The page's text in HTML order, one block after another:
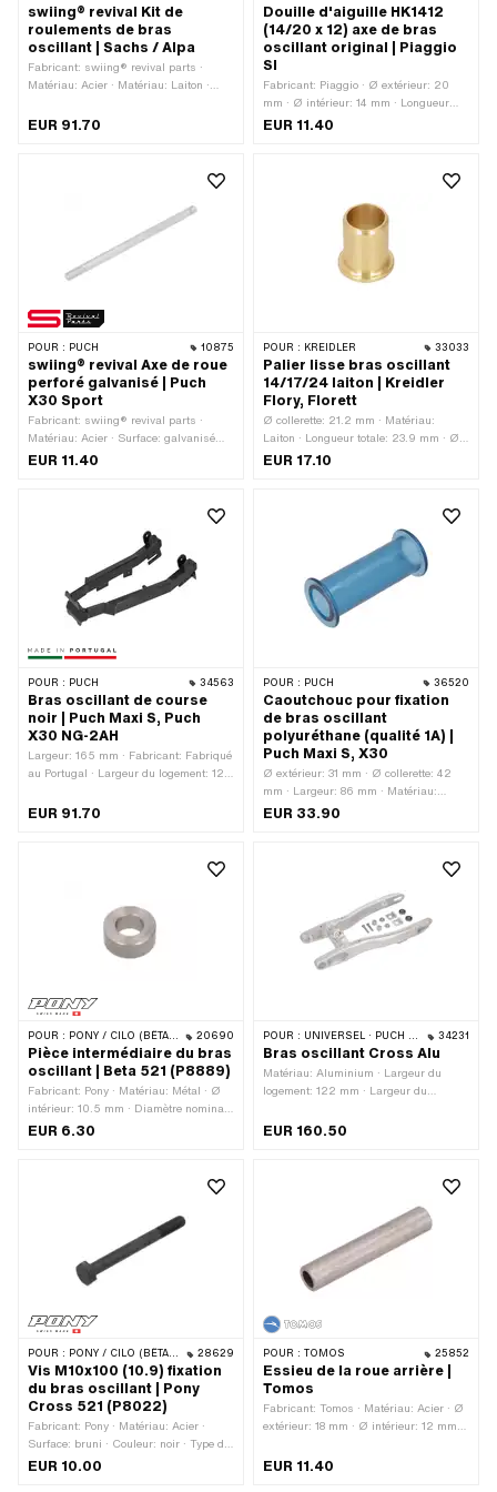
swiing® revival Kit de
roulements de bras
oscillant | Sachs / Alpa
Fabricant: swiing® revival parts ·
Matériau: Acier · Matériau: Laiton ·
pans creux · Entraînement: Six pans
mm · Ø intérieur du palier: 16 mm · Ø
palier: 22 mm · Ø extérieur: 16 mm ·
Type de filetage: M12x1.75 (filetage
EUR 91.70
Douille d'aiguille HK1412
(14/20 x 12) axe de bras
oscillant original | Piaggio
SI
Fabricant: Piaggio · Ø extérieur: 20
mm · Ø intérieur: 14 mm · Longueur
totale: 12 mm
EUR 11.40
POUR : PUCH 10875
swiing® revival Axe de roue
perforé galvanisé | Puch
X30 Sport
Fabricant: swiing® revival parts ·
Matériau: Acier · Surface: galvanisé
bleu · Type de filetage: M8x1.25
EUR 11.40
POUR : KREIDLER 33033
Palier lisse bras oscillant
14/17/24 laiton | Kreidler
Flory, Florett
Ø collerette: 21.2 mm · Matériau:
Laiton · Longueur totale: 23.9 mm · Ø
extérieur: 17 mm · Ø intérieur: 14 mm ·
EUR 17.10
POUR : PUCH 34563
Bras oscillant de course
noir | Puch Maxi S, Puch
X30 NG-2AH
Largeur: 165 mm · Fabricant: Fabriqué
au Portugal · Largeur du logement: 125
Couleur: noir · Longueur totale: 360
EUR 91.70
POUR : PUCH 36520
Caoutchouc pour fixation
de bras oscillant
polyuréthane (qualité 1A) |
Puch Maxi S, X30
Ø extérieur: 31 mm · Ø collerette: 42
mm · Largeur: 86 mm · Matériau:
Polyuréthane (PUR) · Couleur: bleu · Ø
EUR 33.90
POUR : PONY / CILO (BÊTA 521 & 512) 20690
Pièce intermédiaire du bras
oscillant | Beta 521 (P8889)
Fabricant: Pony · Matériau: Métal · Ø
intérieur: 10.5 mm · Diamètre nominal
intérieur: 10.5 mm · Ø extérieur: 20
EUR 6.30
POUR : UNIVERSEL · PUCH · SACHS 34231
Bras oscillant Cross Alu
Matériau: Aluminium · Largeur du
logement: 122 mm · Largeur du
480 mm · Poids: 1775 g · Champ
EUR 160.50
POUR : PONY / CILO (BÊTA 521 & 512) 28629
Vis M10x100 (10.9) fixation
du bras oscillant | Pony
Cross 521 (P8022)
Fabricant: Pony · Matériau: Acier ·
Surface: bruni · Couleur: noir · Type de
filetage: MF10x1.25 (filetage fin) ·
EUR 10.00
POUR : TOMOS 25852
Essieu de la roue arrière |
Tomos
Fabricant: Tomos · Matériau: Acier · Ø
extérieur: 18 mm · Ø intérieur: 12 mm ·
numéro OEM: 209144
EUR 11.40